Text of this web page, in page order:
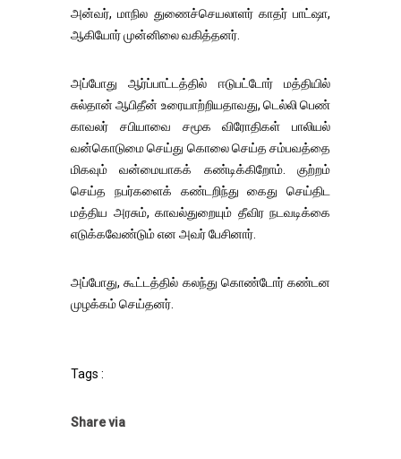
அன்வர், மாநில துணைச்செயலாளர் காதர் பாட்ஷா,
ஆகியோர் முன்னிலை வகித்தனர்.
அப்போது ஆர்ப்பாட்டத்தில் ஈடுபட்டோர் மத்தியில்
சுல்தான் ஆபிதீன் உரையாற்றியதாவது, டெல்லி பெண்
காவலர் சபியாவை சமூக விரோதிகள் பாலியல்
வன்கொடுமை செய்து கொலை செய்த சம்பவத்தை
மிகவும் வன்மையாகக் கண்டிக்கிறோம். குற்றம்
செய்த நபர்களைக் கண்டறிந்து கைது செய்திட
மத்திய அரசும், காவல்துறையும் தீவிர நடவடிக்கை
எடுக்கவேண்டும் என அவர் பேசினார்.
அப்போது, கூட்டத்தில் கலந்து கொண்டோர் கண்டன
முழக்கம் செய்தனர்.
Tags :
Share via